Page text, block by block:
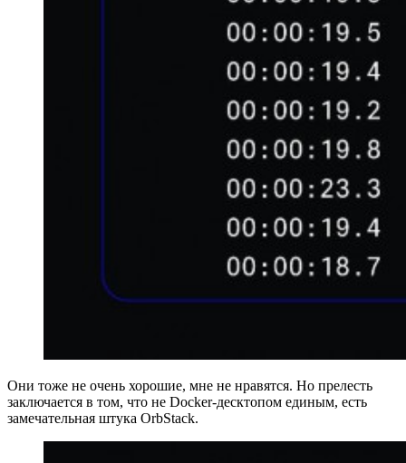
Они тоже не очень хорошие, мне не нравятся. Но прелесть
заключается в том, что не Docker-десктопом единым, есть
замечательная штука OrbStack.